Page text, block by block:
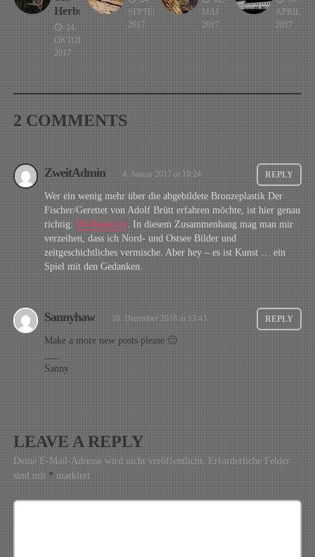
Herbstes
14.
OKTOBER
2017
SEPTEMBER
2017
MAI
2017
APRIL
2017
2 COMMENTS
ZweitAdmin 4. Januar 2017 at 18:24 REPLY
Wer ein wenig mehr über die abgebildete Bronzeplastik Der
Fischer/Gerettet von Adolf Brütt erfahren möchte, ist hier genau
richtig: SH-Kunst.de. In diesem Zusammenhang mag man mir
verzeihen, dass ich Nord- und Ostsee Bilder und
zeitgeschichtliches vermische. Aber hey – es ist Kunst … ein
Spiel mit den Gedanken.
Sannyhaw 10. Dezember 2018 at 13:43 REPLY
Make a more new posts please 🙂
Sanny
LEAVE A REPLY
Deine E-Mail-Adresse wird nicht veröffentlicht. Erforderliche Felder
sind mit * markiert